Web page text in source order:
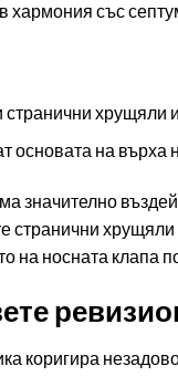
със
хрущяли
основата на върха
значително
странични
на носната клапа
коригира